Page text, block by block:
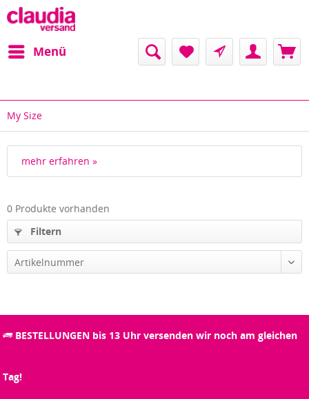
Menü
My Size
mehr erfahren »
0 Produkte vorhanden
Filtern
Artikelnummer
BESTELLUNGEN bis 13 Uhr versenden wir noch am gleichen
Tag!